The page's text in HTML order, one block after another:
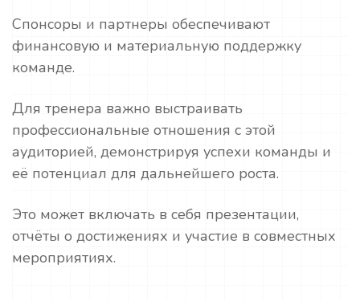
Спонсоры и партнеры обеспечивают
финансовую и материальную поддержку
команде.
Для тренера важно выстраивать
профессиональные отношения с этой
аудиторией, демонстрируя успехи команды и
её потенциал для дальнейшего роста.
Это может включать в себя презентации,
отчёты о достижениях и участие в совместных
мероприятиях.